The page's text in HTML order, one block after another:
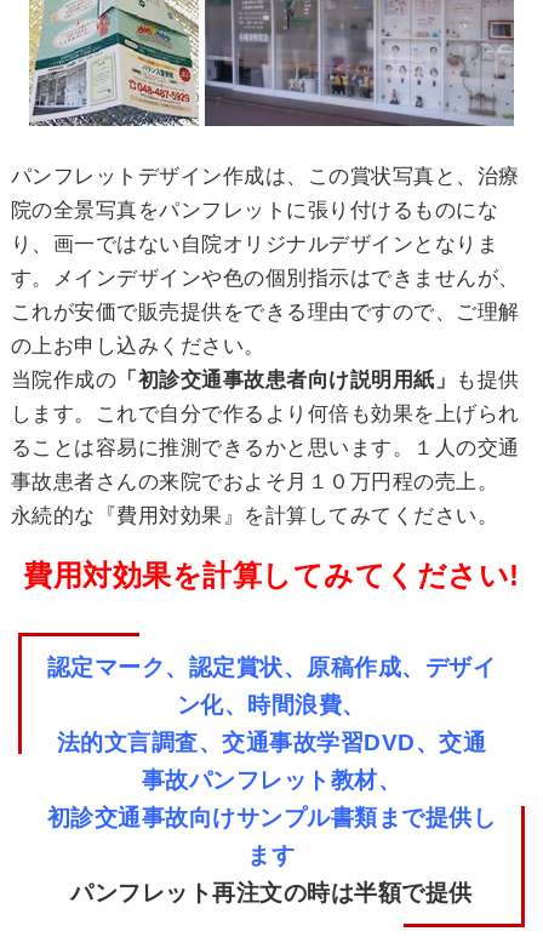
パンフレットデザイン作成は、この賞状写真と、治療
院の全景写真をパンフレットに張り付けるものにな
り、画一ではない自院オリジナルデザインとなりま
す。メインデザインや色の個別指示はできませんが、
これが安価で販売提供をできる理由ですので、ご理解
の上お申し込みください。
当院作成の 「初診交通事故患者向け説明用紙」
も提供
します。これで自分で作るより何倍も効果を上げられ
ることは容易に推測できるかと思います。１人の交通
事故患者さんの来院でおよそ月１０万円程の売上。
永続的な『費用対効果』を計算してみてください。
費用対効果を計算してみてください!
認定マーク、認定賞状、原稿作成、デザイ
ン化、時間浪費、
法的文言調査、交通事故学習DVD、交通
事故パンフレット教材、
初診交通事故向けサンプル書類まで提供し
ます
パンフレット再注文の時は半額で提供